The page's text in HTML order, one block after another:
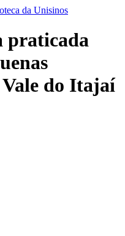
da Unisinos
praticada
Vale do Itajaí